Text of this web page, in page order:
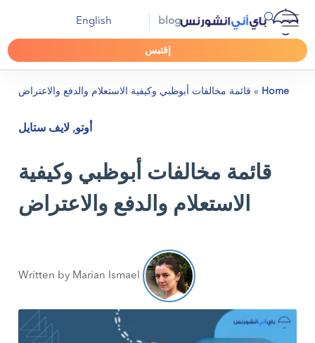
blog
English
إقتبس
Home
» قائمة مخالفات أبوظبي وكيفية الاستعلام والدفع والاعتراض
أوتو, لايف ستايل
قائمة مخالفات أبوظبي وكيفية
الاستعلام والدفع والاعتراض
Written by Marian Ismael